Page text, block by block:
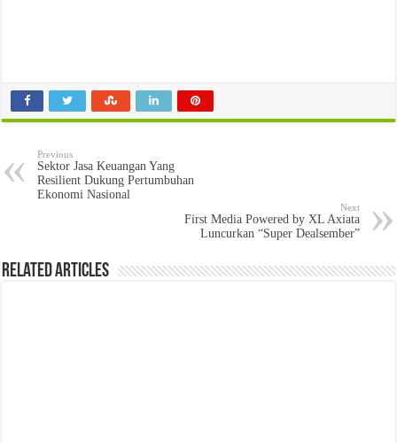
Previous
Sektor Jasa Keuangan Yang
Resilient Dukung Pertumbuhan
Ekonomi Nasional
Next
First Media Powered by XL Axiata
Luncurkan “Super Dealsember”
Related Articles